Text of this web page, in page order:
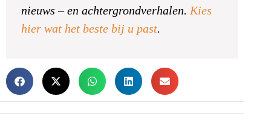
nieuws – en achtergrondverhalen. Kies
hier wat het beste bij u past.